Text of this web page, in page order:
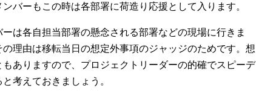
バーもこの時は各部署に荷造り応援として入ります。
は各自担当部署の懸念される部署などの現場に行きま
理由は移転当日の想定外事項のジャッジのためです。想
ありますので、プロジェクトリーダーの的確でスピーデ
考えておきましょう。